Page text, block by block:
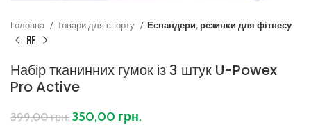
Головна Товари для спорту Еспандери, резинки для фітнесу
Набір тканинних гумок із 3 штук U-Powex
Pro Active
399,00грн. 350,00 грн.